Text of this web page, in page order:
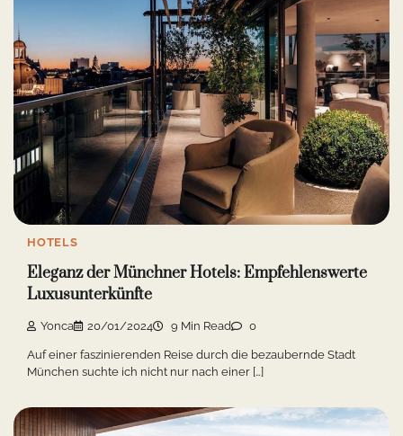
HOTELS
Eleganz der Münchner Hotels: Empfehlenswerte
Luxusunterkünfte
Yonca 20/01/2024 9 Min Read 0
Auf einer faszinierenden Reise durch die bezaubernde Stadt
München suchte ich nicht nur nach einer […]